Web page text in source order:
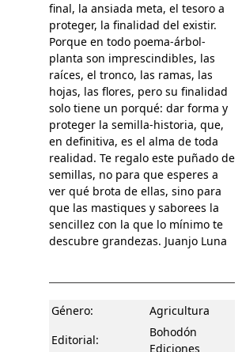
final, la ansiada meta, el tesoro a
proteger, la finalidad del existir.
Porque en todo poema-árbol-
planta son imprescindibles, las
raíces, el tronco, las ramas, las
hojas, las flores, pero su finalidad
solo tiene un porqué: dar forma y
proteger la semilla-historia, que,
en definitiva, es el alma de toda
realidad. Te regalo este puñado de
semillas, no para que esperes a
ver qué brota de ellas, sino para
que las mastiques y saborees la
sencillez con la que lo mínimo te
descubre grandezas. Juanjo Luna
Género:
Agricultura
Editorial:
Bohodón
Ediciones